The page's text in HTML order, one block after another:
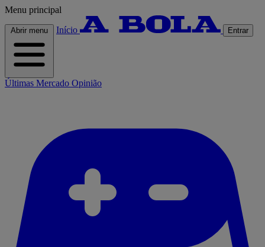
Menu principal
Abrir menu Início Entrar
Últimas Mercado Opinião